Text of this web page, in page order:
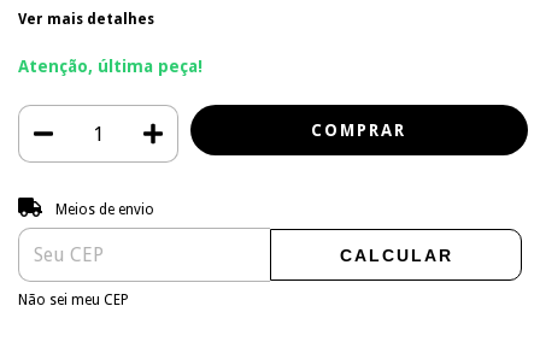
Ver mais detalhes
Atenção, última peça!
Entregas para o CEP:
Meios de envio
CALCULAR
Não sei meu CEP